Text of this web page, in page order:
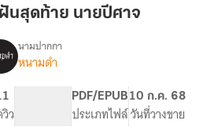
นสุดท้าย นายปีศาจ
เรื่อง[อ่าน
นามปากกา
หนามดำ
ว
PDF/EPUB
ประเภทไฟล์
10 ก.ค. 68
วันที่วางขาย